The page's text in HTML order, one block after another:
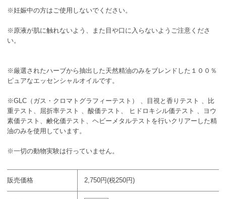
※妊娠中の方はご使用しないでください。
※原液が肌に触れないよう、また目や口に入らないようご注意くださ
い。
※厳選されたハーブから抽出した天然精油のみをブレンドした１００％
ピュアなエッセンシャルオイルです。
※GLC（ガス・クロマトグラフィーテスト） 、目視と香りテスト 、比
重テスト、屈折率テスト 、酸価テスト、 ヒドロキシル価テスト 、ヨウ
素価テスト、鹸化価テスト、ヘビーメタルテストを行いクリアーした精
油のみを使用しています。
※一切の動物実験は行っていません。
販売価格 2,750円(税250円)